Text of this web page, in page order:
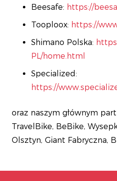
Beesafe: https://
Tooploox: https://
Shimano Polska:
PL/home.html
Specialized:
https://
oraz naszym głównym
TravelBike, BeBike,
Olsztyn, Giant Fabryczna,